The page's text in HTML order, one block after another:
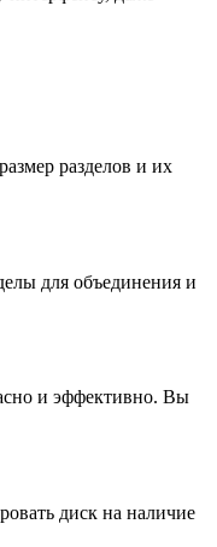
разделов и их
для объединения и
и эффективно. Вы
диск на наличие